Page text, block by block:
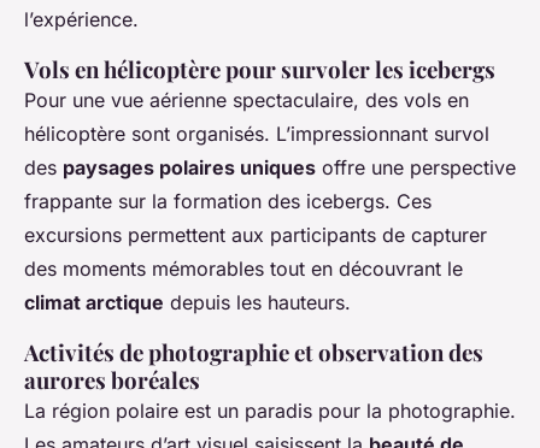
l’expérience.
Vols en hélicoptère pour survoler les icebergs
Pour une vue aérienne spectaculaire, des vols en
hélicoptère sont organisés. L’impressionnant survol
des paysages polaires uniques offre une perspective
frappante sur la formation des icebergs. Ces
excursions permettent aux participants de capturer
des moments mémorables tout en découvrant le
climat arctique depuis les hauteurs.
Activités de photographie et observation des
aurores boréales
La région polaire est un paradis pour la photographie.